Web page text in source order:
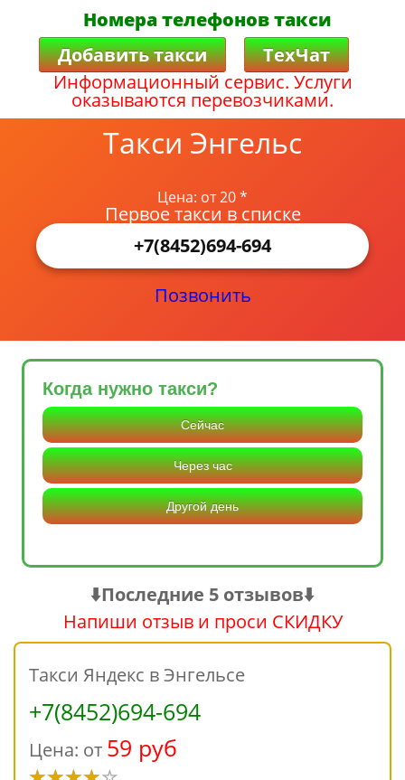
Номера телефонов такси
Добавить такси
ТехЧат
Информационный сервис. Услуги
оказываются перевозчиками.
Такси Энгельс
Цена: от 20 *
Первое такси в списке
+7(8452)694-694
Позвонить
Когда нужно такси?
Сейчас
Через час
Другой день
⬇️Последние 5 отзывов⬇️
Напиши отзыв и проси СКИДКУ
Такси Яндекс в Энгельсе
+7(8452)694-694
Цена: от 59 руб